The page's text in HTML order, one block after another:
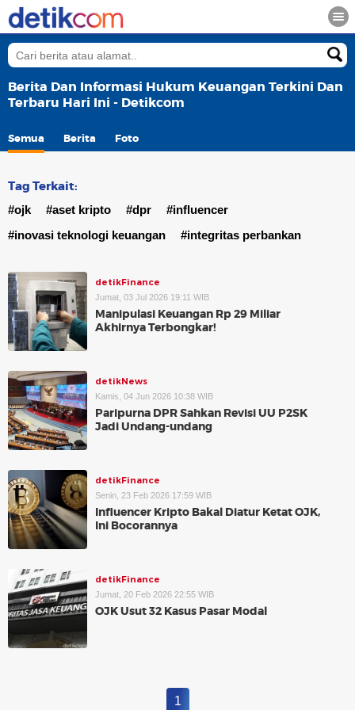
Berita Dan Informasi Hukum Keuangan Terkini Dan
Terbaru Hari Ini - Detikcom
Semua Berita Foto
Tag Terkait:
#ojk #aset kripto #dpr
#influencer
#inovasi teknologi keuangan
#integritas perbankan
detikFinance
Jumat, 03 Jul 2026 19:11 WIB
Manipulasi Keuangan Rp 29 Miliar
Akhirnya Terbongkar!
detikNews
Kamis, 04 Jun 2026 10:38 WIB
Paripurna DPR Sahkan Revisi UU P2SK
Jadi Undang-undang
detikFinance
Senin, 23 Feb 2026 17:59 WIB
Influencer Kripto Bakal Diatur Ketat OJK,
Ini Bocorannya
detikFinance
Jumat, 20 Feb 2026 22:55 WIB
OJK Usut 32 Kasus Pasar Modal
1